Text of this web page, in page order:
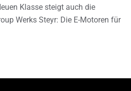
Klasse steigt auch die
Werks Steyr: Die E-Motoren für